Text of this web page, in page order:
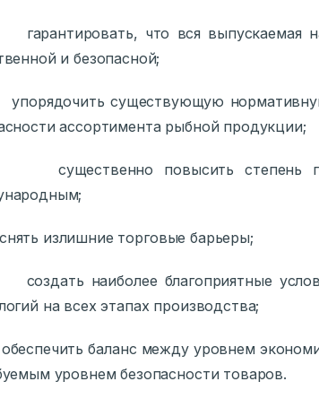
что вся выпускаемая на
и безопасной;
существующую нормативную
ассортимента рыбной продукции;
повысить степень
излишние торговые барьеры;
наиболее благоприятные
на всех этапах производства;
баланс между уровнем
уровнем безопасности товаров.